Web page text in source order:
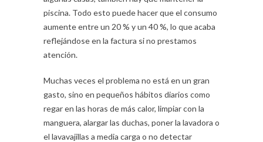
piscina. Todo esto puede hacer que el consumo
aumente entre un 20 % y un 40 %, lo que acaba
reflejándose en la factura si no prestamos
atención.
Muchas veces el problema no está en un gran
gasto, sino en pequeños hábitos diarios como
regar en las horas de más calor, limpiar con la
manguera, alargar las duchas, poner la lavadora o
el lavavajillas a media carga o no detectar